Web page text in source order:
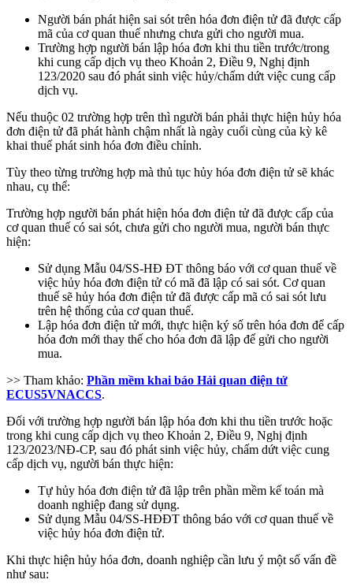
Người bán phát hiện sai sót trên hóa đơn điện tử đã được cấp
mã của cơ quan thuế nhưng chưa gửi cho người mua.
Trường hợp người bán lập hóa đơn khi thu tiền trước/trong
khi cung cấp dịch vụ theo Khoản 2, Điều 9, Nghị định
123/2020 sau đó phát sinh việc hủy/chấm dứt việc cung cấp
dịch vụ.
Nếu thuộc 02 trường hợp trên thì người bán phải thực hiện hủy hóa
đơn điện tử đã phát hành chậm nhất là ngày cuối cùng của kỳ kê
khai thuế phát sinh hóa đơn điều chỉnh.
Tùy theo từng trường hợp mà thủ tục hủy hóa đơn điện tử sẽ khác
nhau, cụ thể:
Trường hợp người bán phát hiện hóa đơn điện tử đã được cấp của
cơ quan thuế có sai sót, chưa gửi cho người mua, người bán thực
hiện:
Sử dụng Mẫu 04/SS-HĐ ĐT thông báo với cơ quan thuế về
việc hủy hóa đơn điện tử có mã đã lập có sai sót. Cơ quan
thuế sẽ hủy hóa đơn điện tử đã được cấp mã có sai sót lưu
trên hệ thống của cơ quan thuế.
Lập hóa đơn điện tử mới, thực hiện ký số trên hóa đơn để cấp
hóa đơn mới thay thế cho hóa đơn đã lập để gửi cho người
mua.
>> Tham khảo: Phần mềm khai báo Hải quan điện tử
ECUS5VNACCS.
Đối với trường hợp người bán lập hóa đơn khi thu tiền trước hoặc
trong khi cung cấp dịch vụ theo Khoản 2, Điều 9, Nghị định
123/2023/NĐ-CP, sau đó phát sinh việc hủy, chấm dứt việc cung
cấp dịch vụ, người bán thực hiện:
Tự hủy hóa đơn điện tử đã lập trên phần mềm kế toán mà
doanh nghiệp đang sử dụng.
Sử dụng Mẫu 04/SS-HĐĐT thông báo với cơ quan thuế về
việc hủy hóa đơn điện tử.
Khi thực hiện hủy hóa đơn, doanh nghiệp cần lưu ý một số vấn đề
như sau: